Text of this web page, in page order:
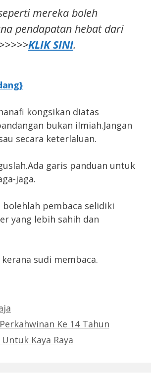
mereka boleh
pendapatan hebat dari
KLIK SINI.
kongsikan diatas
bukan ilmiah.Jangan
secara keterlaluan.
garis panduan untuk
jaga.
bolehlah pembaca selidiki
yang lebih sahih dan
sudi membaca.
Ke 14 Tahun
Kaya Raya